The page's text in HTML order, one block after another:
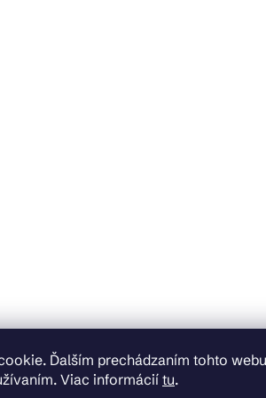
Ďalším prechádzaním tohto
Viac informácií tu.